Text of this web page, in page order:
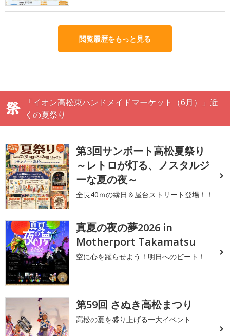
閲覧履歴をもっと見る
「イオン高松東ハンドメイドマーケット（6月）」近
くの夏祭り
第3回サンポート高松夏祭り
～レトロが灯る、ノスタルジ
ーな夏の夜～
全長40ｍの縁日＆屋台ストリート登場！！
真夏の夜の夢2026 in
Motherport Takamatsu
空に心を躍らせよう！明日へのビート！
第59回 さぬき高松まつり
高松の夏を盛り上げる一大イベント